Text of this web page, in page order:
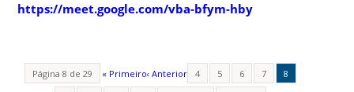
https://meet.google.com/vba-bfym-hby
Página 8 de 29 « Primeiro‹ Anterior 4 5 6 7
8